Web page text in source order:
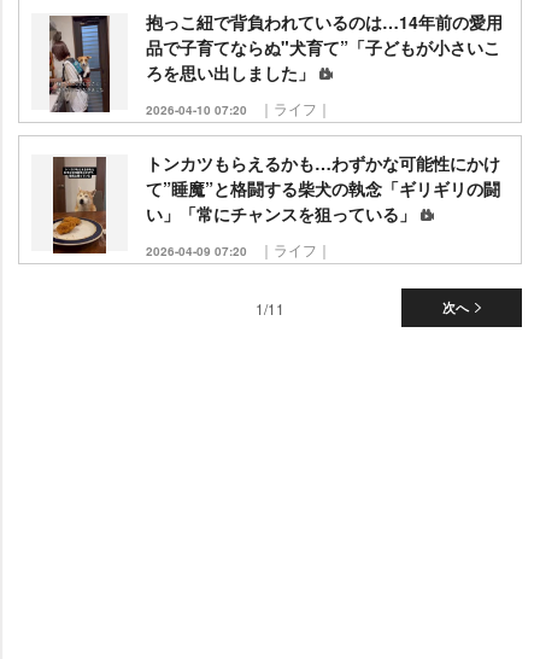
抱っこ紐で背負われているのは…14年前の愛用
品で子育てならぬ"犬育て”「子どもが小さいこ
ろを思い出しました」
2026-04-10 07:20 ｜ライフ｜
トンカツもらえるかも…わずかな可能性にかけ
て”睡魔”と格闘する柴犬の執念「ギリギリの闘
い」「常にチャンスを狙っている」
2026-04-09 07:20 ｜ライフ｜
次へ
1/11